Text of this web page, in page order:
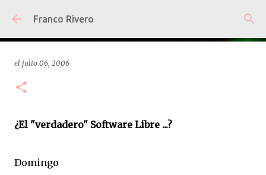
Ir al contenido principal
Franco Rivero
el julio 06, 2006
¿El "verdadero" Software Libre ...?
Domingo